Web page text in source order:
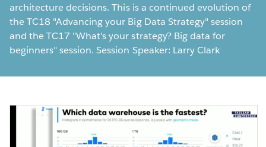
architecture decisions. This is a continued evolution of
the TC18 "Advancing your Big Data Strategy" session
and the TC17 "What's your strategy? Big data for
beginners" session. Session Speaker: Larry Clark